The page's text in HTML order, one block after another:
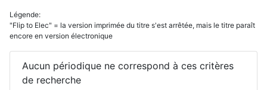
Légende:
"Flip to Elec" = la version imprimée du titre s'est arrêtée, mais le titre paraît
encore en version électronique
Aucun périodique ne correspond à ces critères
de recherche